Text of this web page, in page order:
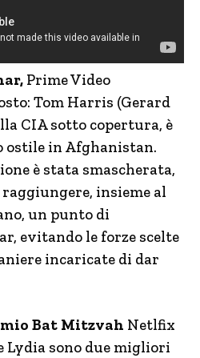
Prime Video
Tom Harris (Gerard
CIA sotto copertura, è
in Afghanistan.
è stata smascherata,
insieme al
un punto di
evitando le forze scelte
incaricate di dar
Bat Mitzvah Netlfix
Lydia sono due migliori